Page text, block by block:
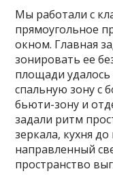
Мы работали с
прямоугольное
окном. Главная
зонировать ее
площади
спальную зону с
бьюти-зону и
задали ритм
зеркала, кухня
направленный
пространство